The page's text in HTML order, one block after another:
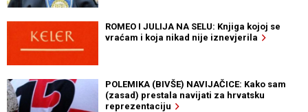
ROMEO I JULIJA NA SELU: Knjiga kojoj se
vraćam i koja nikad nije iznevjerila
POLEMIKA (BIVŠE) NAVIJAČICE: Kako sam
(zasad) prestala navijati za hrvatsku
reprezentaciju